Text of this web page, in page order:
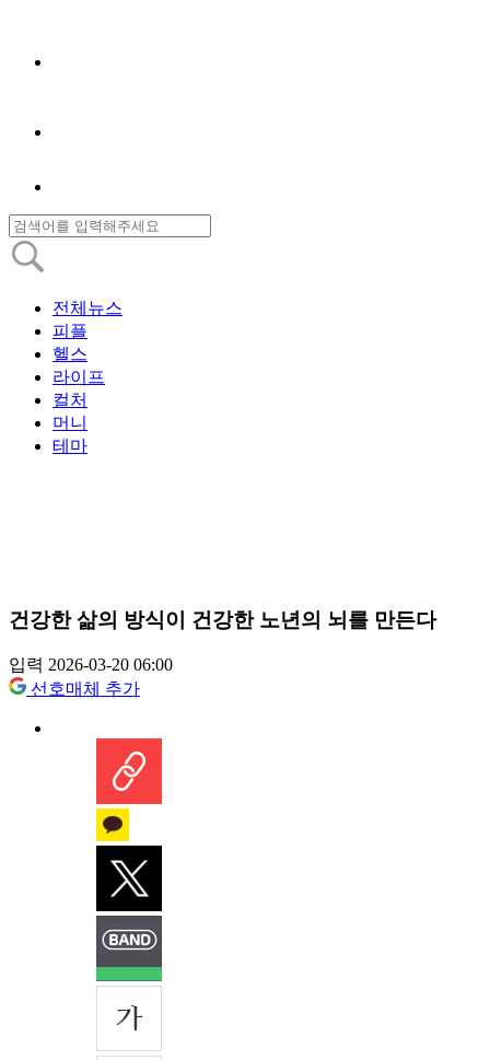
전체뉴스
피플
헬스
라이프
컬처
머니
테마
건강한 삶의 방식이 건강한 노년의 뇌를 만든다
입력 2026-03-20 06:00
선호매체 추가